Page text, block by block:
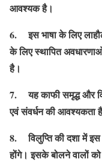
आवश्यक है।
6. इस भाषा के लिए
के लिए स्थापित
है।
7. यह काफी समृद्ध और
एवं संवर्धन की आवश्यकता
8. विलुप्ति की दशा में इस
होंगे। इसके बोलने वालों को